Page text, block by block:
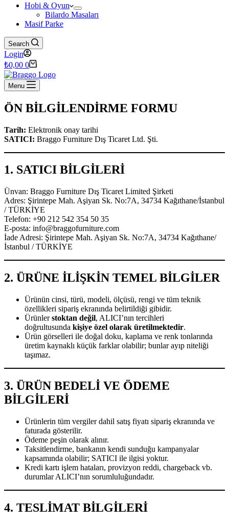
Hobi & Oyun
Bilardo Masaları
Masif Parke
Search
Login
Shopping
cart
₺0,00 0
Menu
ÖN BİLGİLENDİRME FORMU
Tarih: Elektronik onay tarihi
SATICI: Braggo Furniture Dış Ticaret Ltd. Şti.
1. SATICI BİLGİLERİ
Ünvan: Braggo Furniture Dış Ticaret Limited Şirketi
Adres: Şirintepe Mah. Aşiyan Sk. No:7A, 34734 Kağıthane/İstanbul
/ TÜRKİYE
Telefon: +90 212 542 354 50 35
E-posta: info@braggofurniture.com
İade Adresi: Şirintepe Mah. Aşiyan Sk. No:7A, 34734 Kağıthane/
İstanbul / TÜRKİYE
2. ÜRÜNE İLİŞKİN TEMEL BİLGİLER
Ürünün cinsi, türü, modeli, ölçüsü, rengi ve tüm teknik
özellikleri sipariş ekranında belirtildiği gibidir.
Ürünlerstoktan değil, ALICI’nın tercihleri
doğrultusunda kişiye özel olarak üretilmektedir.
Ürün görselleri ile doğal doku, kaplama ve renk tonlarında
üretim kaynaklı küçük farklar olabilir; bunlar ayıp niteliği
taşımaz.
3. ÜRÜN BEDELİ VE ÖDEME
BİLGİLERİ
Ürünlerin tüm vergiler dahil satış fiyatı sipariş ekranında ve
faturada gösterilir.
Ödeme peşin olarak alınır.
Taksitlendirme, bankanın kendi sunduğu kampanyalar
kapsamında olabilir; SATICI ile ilgisi yoktur.
Kredi kartı işlem hataları, provizyon reddi, chargeback vb.
durumlar ALICI’nın sorumluluğundadır.
4. TESLİMAT BİLGİLERİ